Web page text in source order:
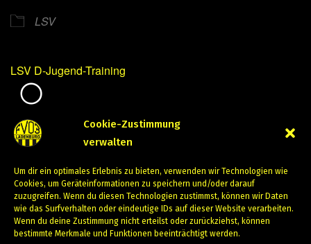
Cookie-Zustimmung
verwalten
Um dir ein optimales Erlebnis zu bieten, verwenden wir Technologien wie
Cookies, um Geräteinformationen zu speichern und/oder darauf
zuzugreifen. Wenn du diesen Technologien zustimmst, können wir Daten
wie das Surfverhalten oder eindeutige IDs auf dieser Website verarbeiten.
Wenn du deine Zustimmung nicht erteilst oder zurückziehst, können
bestimmte Merkmale und Funktionen beeinträchtigt werden.
LSV
LSV D-Jugend-Training
Juni 10, 2024
PREVIOUS